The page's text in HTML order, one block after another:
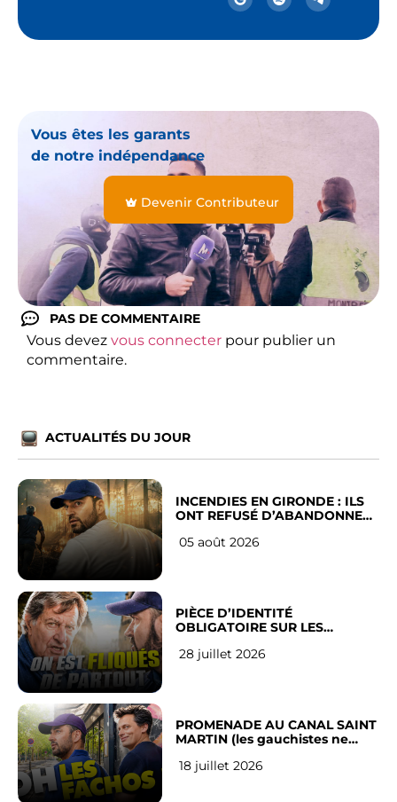
Vous êtes les garants
de notre indépendance
Devenir Contributeur
PAS DE COMMENTAIRE
Vous devez vous connecter pour publier un
commentaire.
ACTUALITÉS DU JOUR
INCENDIES EN GIRONDE : ILS
ONT REFUSÉ D’ABANDONNER
05 août 2026
PIÈCE D’IDENTITÉ
OBLIGATOIRE SUR LES
Français
28 juillet 2026
PROMENADE AU CANAL SAINT
MARTIN (les gauchistes ne
18 juillet 2026